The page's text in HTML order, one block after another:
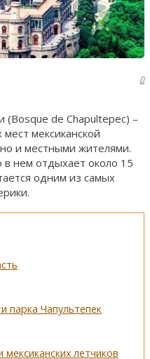
0
(Bosque de Chapultepec) –
мексиканской
и местными жителями.
в нем отдыхает около 15
одним из самых
парка Чапультепек
летчиков